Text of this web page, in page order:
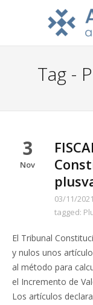
Tag -
3
Nov
03/11/2021
tagged:
El Tribunal
y nulos unos
al método para
el Incremento de
Los artículos